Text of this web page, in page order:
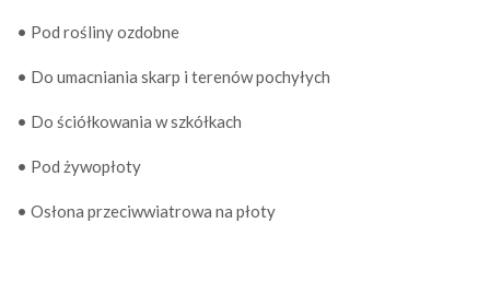
• Pod rośliny ozdobne
• Do umacniania skarp i terenów pochyłych
• Do ściółkowania w szkółkach
• Pod żywopłoty
• Osłona przeciwwiatrowa na płoty